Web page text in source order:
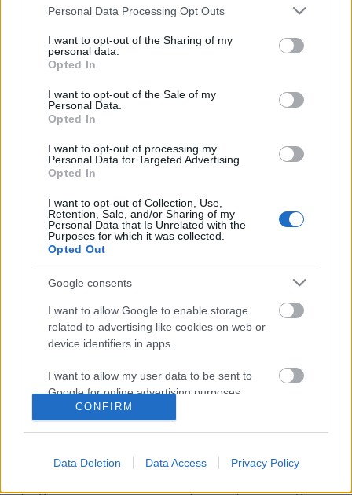
Please note that this website/app uses one or more Google
not limited to your visit or usage behaviour. You may click to
grant or deny consent to Google and its third-party tags to
use your data for below specified purposes in below Google
consent section.
Personal Data Processing Opt Outs
I want to opt-out of the Sharing of my
personal data.
Opted In
I want to opt-out of the Sale of my
Personal Data.
Opted In
I want to opt-out of processing my
Personal Data for Targeted Advertising.
Opted In
I want to opt-out of Collection, Use,
Retention, Sale, and/or Sharing of my
Personal Data that Is Unrelated with the
Purposes for which it was collected.
Opted Out
Google consents
I want to allow Google to enable storage
related to advertising like cookies on web or
device identifiers in apps.
I want to allow my user data to be sent to
Google for online advertising purposes.
I want to allow Google to send me
I want to allow Google to enable storage
related to analytics like cookies on web or
CONFIRM
Data Deletion Data Access Privacy Policy
orosz rakéták becsapódása nyomán. Egész
Ukrajnában négy halálos áldozata volt a
támadásnak, körülbelül százan sebesültek meg –
adta hírül a netfreedom.org.ua , amelynek
1420. BEKIÁLTÁS: Moszkva nagyerejű
válaszcsapása ukrajnai célpontokra
Kabai Domokos Lajos • 2026. május 24.
CÍMKÉP: Miközben a BBC és a CNN tudósítója nem
élt a lehetőséggel, Tokió pedig megtiltotta
újságíróinak részvételét a bejáráson, 19 ország több